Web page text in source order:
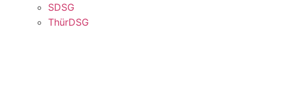
SDSG
ThürDSG